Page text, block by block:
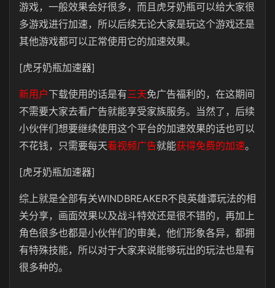
游戏，一般效果会好很多，而且虎牙奶瓶可以给大家很
多游戏进行加速，所以后续无论大家是玩这个游戏还是
其他游戏都可以正常使用它的加速效果。
[虎牙奶瓶加速器]
新用户下载使用的话是有三天免广告福利的，在这期间
不需要大家去看广告就能享受家族服务。当然了，后续
小伙伴们想要继续使用这个平台的加速效果的话也可以
不花钱，只需要每天看视频广告就能获得免费的加速。
[虎牙奶瓶加速器]
综上就是全部有关WINDBREAKER不良英雄谭玩法的相
关分享，画面效果以及战斗特效还是很不错的，再加上
角色很多也都是小伙伴们的审美，他们形象各异，都拥
有特殊技能，所以对于大家来说能够玩出的玩法也是有
很多种的。